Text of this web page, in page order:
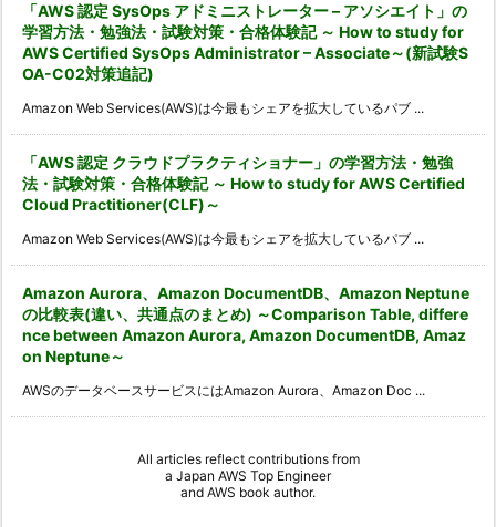
「AWS 認定 SysOps アドミニストレーター – アソシエイト」の
学習方法・勉強法・試験対策・合格体験記 ～ How to study for
AWS Certified SysOps Administrator – Associate～(新試験S
OA-C02対策追記)
Amazon Web Services(AWS)は今最もシェアを拡大しているパブ ...
「AWS 認定 クラウドプラクティショナー」の学習方法・勉強
法・試験対策・合格体験記 ～ How to study for AWS Certified
Cloud Practitioner(CLF)～
Amazon Web Services(AWS)は今最もシェアを拡大しているパブ ...
Amazon Aurora、Amazon DocumentDB、Amazon Neptune
の比較表(違い、共通点のまとめ) ～Comparison Table, differe
nce between Amazon Aurora, Amazon DocumentDB, Amaz
on Neptune～
AWSのデータベースサービスにはAmazon Aurora、Amazon Doc ...
All articles reflect contributions from
a Japan AWS Top Engineer
and AWS book author.